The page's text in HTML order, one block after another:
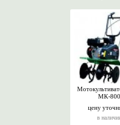
цену
в
МК-800